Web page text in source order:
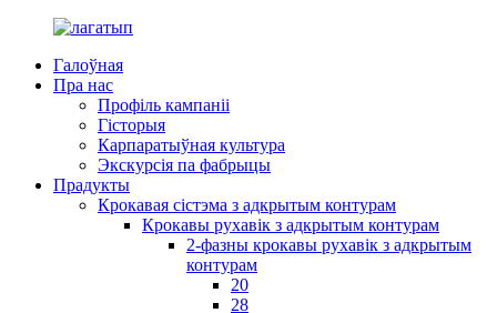
Галоўная
Пра нас
Профіль кампаніі
Гісторыя
Карпаратыўная культура
Экскурсія па фабрыцы
Прадукты
Крокавая сістэма з адкрытым контурам
Крокавы рухавік з адкрытым контурам
2-фазны крокавы рухавік з адкрытым
контурам
20
28